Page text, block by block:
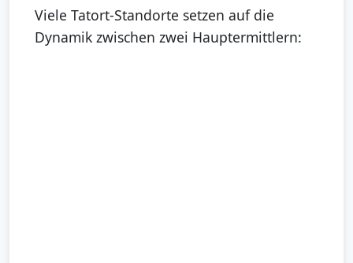
Viele Tatort-Standorte setzen auf die
Dynamik zwischen zwei Hauptermittlern: